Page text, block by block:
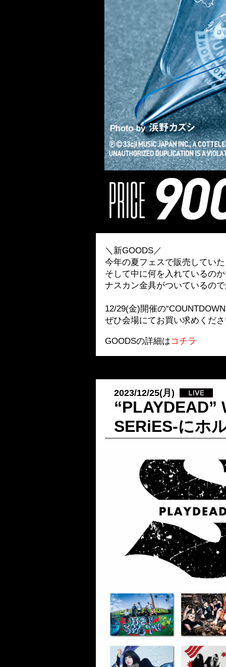
＼新GOODS／
今年の夏フェスで販売してい
そして中に何を入れているの
ナスカン金具がついているの
12/29(金)開催の
ぜひ会場にてお買い求めくだ
GOODSの詳細はコチラ
2023/12/25(月)
“PLAYDEAD”
SERiES-にホ